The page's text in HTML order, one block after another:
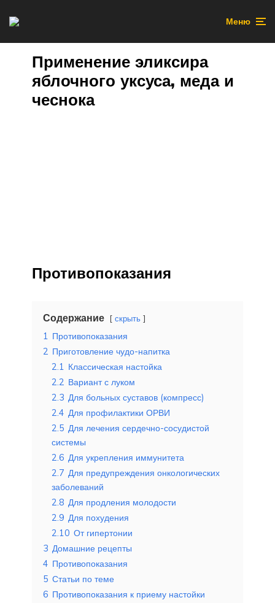
Меню
Применение эликсира
яблочного уксуса, меда и
чеснока
Противопоказания
Содержание скрыть
1 Противопоказания
2 Приготовление чудо-напитка
2.1 Классическая настойка
2.2 Вариант с луком
2.3 Для больных суставов (компресс)
2.4 Для профилактики ОРВИ
2.5 Для лечения сердечно-сосудистой
системы
2.6 Для укрепления иммунитета
2.7 Для предупреждения онкологических
заболеваний
2.8 Для продления молодости
2.9 Для похудения
2.10 От гипертонии
3 Домашние рецепты
4 Противопоказания
5 Статьи по теме
6 Противопоказания к приему настойки